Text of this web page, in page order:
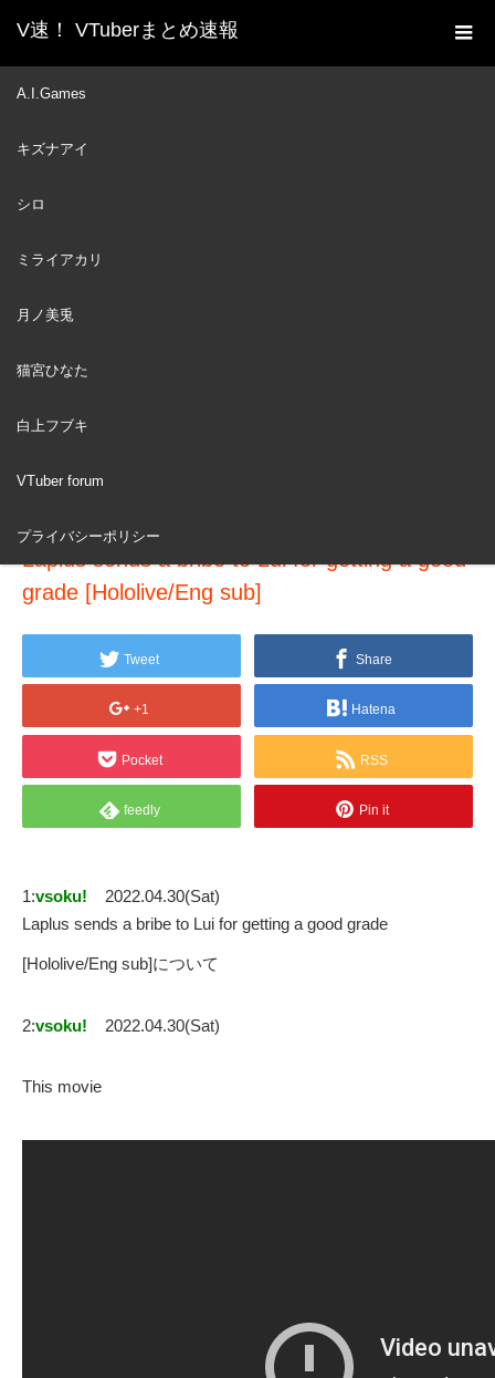
V速！ VTuberまとめ速報
A.I.Games
キズナアイ
シロ
ミライアカリ
月ノ美兎
猫宮ひなた
白上フブキ
VTuber forum
プライバシーポリシー
ホーム
新着動画一覧
01
Laplus sends a bribe to Lui for getting a good
grade [Hololive/Eng sub]
Tweet Share
+1 Hatena
Pocket RSS
feedly Pin it
1:vsoku!
2022.04.30(Sat)
Laplus sends a bribe to Lui for getting a good grade
[Hololive/Eng sub]について
2:vsoku! 2022.04.30(Sat)
This movie